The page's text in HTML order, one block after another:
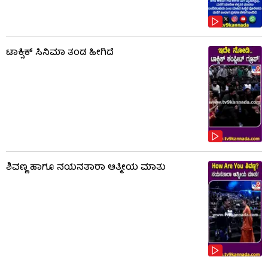
ಟಾಕ್ಸಿಕ್​​​ ಸಿನಿಮಾ ತಂಡ ಹೀಗಿದೆ
ಶಿವಣ್ಣ ಹಾಗೂ ನಯನತಾರಾ ಆತ್ಮೀಯ ಮಾತು